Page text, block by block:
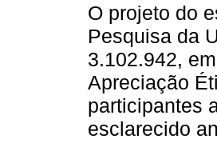
O projeto do
Pesquisa da
3.102.942,
Apreciação
participantes
esclarecido